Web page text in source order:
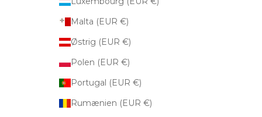
Malta (EUR €)
Østrig (EUR €)
Polen (EUR €)
Portugal (EUR €)
Rumænien (EUR €)